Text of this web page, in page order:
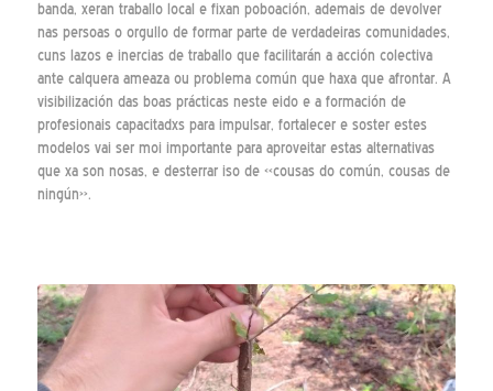
banda, xeran traballo local e fixan poboación, ademais de devolver
nas persoas o orgullo de formar parte de verdadeiras comunidades,
cuns lazos e inercias de traballo que facilitarán a acción colectiva
ante calquera ameaza ou problema común que haxa que afrontar. A
visibilización das boas prácticas neste eido e a formación de
profesionais capacitadxs para impulsar, fortalecer e soster estes
modelos vai ser moi importante para aproveitar estas alternativas
que xa son nosas, e desterrar iso de «cousas do común, cousas de
ningún».